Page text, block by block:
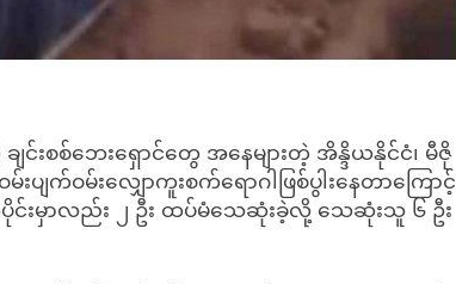
းစစ်ဘေးရှောင်တွေ အနေများတဲ့ အိန္ဒိယနိုင်ငံ၊ မီဇို
ျက်ဝမ်းလျှောကူးစက်ရောဂါဖြစ်ပွါးနေတာကြောင့်
းမှာလည်း ၂ ဦး ထပ်မံသေဆုံးခဲ့လို့ သေဆုံးသူ ၆ ဦး